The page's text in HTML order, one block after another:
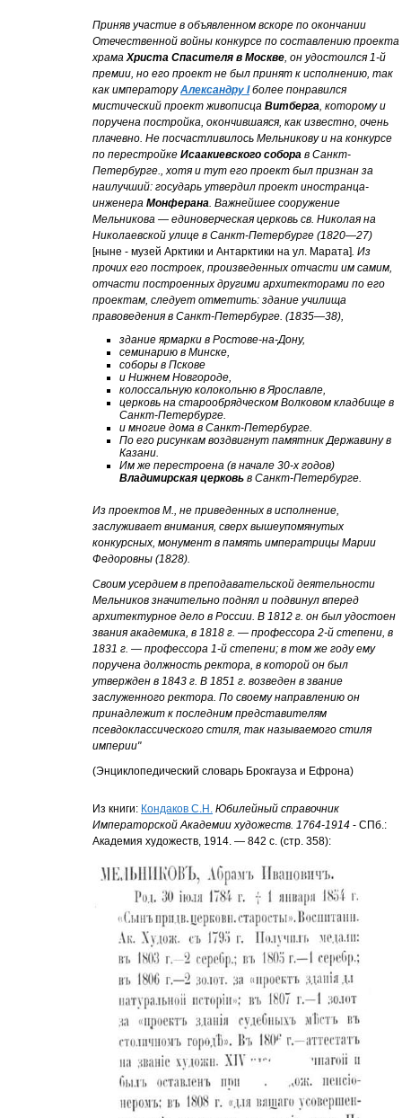
Приняв участие в объявленном вскоре по окончании
Отечественной войны конкурсе по составлению проекта
храмаХриста Спасителя в Москве , он удостоился 1-й
премии, но его проект не был принят к исполнению, так
как императоруАлександру Iболее понравился
мистический проект живописцаВитберга , которому и
поручена постройка, окончившаяся, как известно, очень
плачевно. Не посчастливилось Мельникову и на конкурсе
по перестройкеИсаакиевского собора в Санкт-
Петербурге., хотя и тут его проект был признан за
наилучший: государь утвердил проект иностранца-
инженераМонферана . Важнейшее сооружение
Мельникова — единоверческая церковь св. Николая на
Николаевской улице в Санкт-Петербурге (1820—27)
[ныне - музей Арктики и Антарктики на ул. Марата] . Из
прочих его построек, произведенных отчасти им самим,
отчасти построенных другими архитекторами по его
проектам, следует отметить: здание училища
правоведения в Санкт-Петербурге. (1835—38),
здание ярмарки в Ростове-на-Дону,
семинарию в Минске,
соборы в Пскове
и Нижнем Новгороде,
колоссальную колокольню в Ярославле,
церковь на старообрядческом Волковом кладбище в
Санкт-Петербурге.
и многие дома в Санкт-Петербурге.
По его рисункам воздвигнут памятник Державину в
Казани.
Им же перестроена (в начале 30-х годов)
Владимирская церковь в Санкт-Петербурге.
Из проектов М., не приведенных в исполнение,
заслуживает внимания, сверх вышеупомянутых
конкурсных, монумент в память императрицы Марии
Федоровны (1828).
Своим усердием в преподавательской деятельности
Мельников значительно поднял и подвинул вперед
архитектурное дело в России. В 1812 г. он был удостоен
звания академика, в 1818 г. — профессора 2-й степени, в
1831 г. — профессора 1-й степени; в том же году ему
поручена должность ректора, в которой он был
утвержден в 1843 г. В 1851 г. возведен в звание
заслуженного ректора. По своему направлению он
принадлежит к последним представителям
псевдоклассического стиля, так называемого стиля
империи"
(Энциклопедический словарь Брокгауза и Ефрона)
Из книги: Кондаков С.Н. Юбилейный справочник
Императорской Академии художеств. 1764-1914- СПб.:
Академия художеств, 1914. — 842 с. (стр. 358):